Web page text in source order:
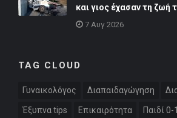
και γιος έχασαν τη ζωή
7 Αυγ 2026
TAG CLOUD
Γυναικολόγος Διαπαιδαγώγηση
Έξυπνα tips Επικαιρότητα Παιδί 0-1